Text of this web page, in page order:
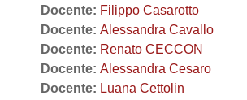
Docente: Filippo Casarotto
Docente: Alessandra Cavallo
Docente: Renato CECCON
Docente: Alessandra Cesaro
Docente: Luana Cettolin